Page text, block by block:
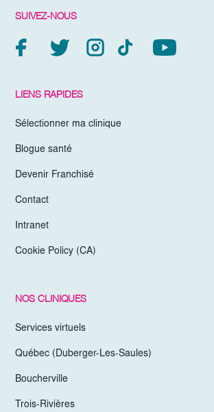
SUIVEZ-NOUS
LIENS RAPIDES
Sélectionner ma clinique
Blogue santé
Devenir Franchisé
Contact
Intranet
Cookie Policy (CA)
NOS CLINIQUES
Services virtuels
Québec (Duberger-Les-Saules)
Boucherville
Trois-Rivières